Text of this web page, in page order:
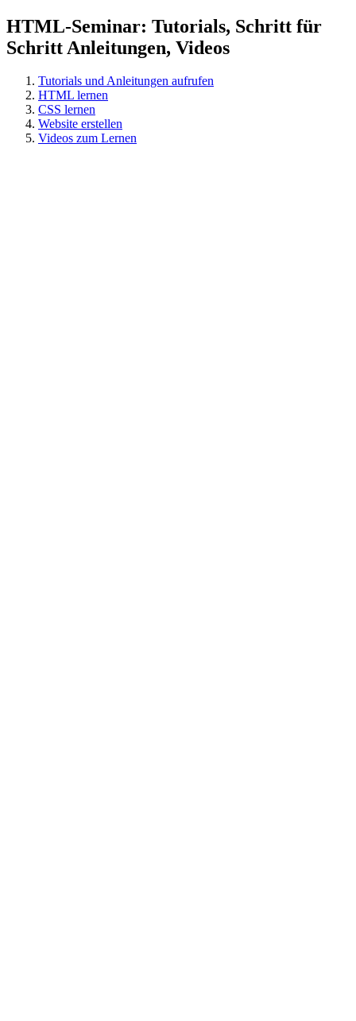
HTML-Seminar: Tutorials, Schritt für
Schritt Anleitungen, Videos
Tutorials und Anleitungen aufrufen
HTML lernen
CSS lernen
Website erstellen
Videos zum Lernen